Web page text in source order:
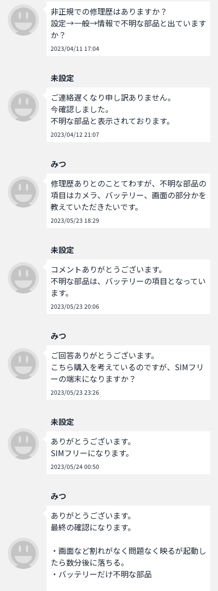
非正規での修理歴はありますか？
設定→一般→情報で不明な部品と出ています
か？
2023/04/11 17:04
未設定
ご連絡遅くなり申し訳ありません。
今確認しました。
不明な部品と表示されております。
2023/04/12 21:07
みつ
修理歴ありとのことてわすが、不明な部品の
項目はカメラ、バッテリー、画面の部分かを
教えていただきたいです。
2023/05/23 18:29
未設定
コメントありがとうございます。
不明な部品は、バッテリーの項目となってい
ます。
2023/05/23 20:06
みつ
ご回答ありがとうございます。
こちら購入を考えているのですが、SIMフリ
ーの端末になりますか？
2023/05/23 23:26
未設定
ありがとうございます。
SIMフリーになります。
2023/05/24 00:50
みつ
ありがとうございます。
最終の確認になります。
・画面など割れがなく問題なく映るが起動し
たら数分後に落ちる。
・バッテリーだけ不明な部品